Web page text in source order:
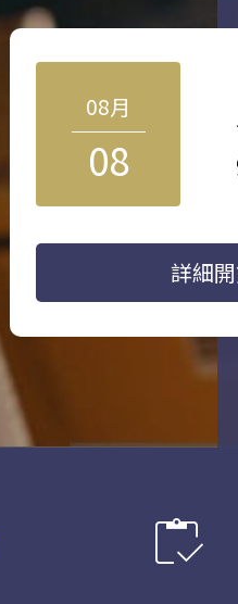
08月
08
詳細
inventory